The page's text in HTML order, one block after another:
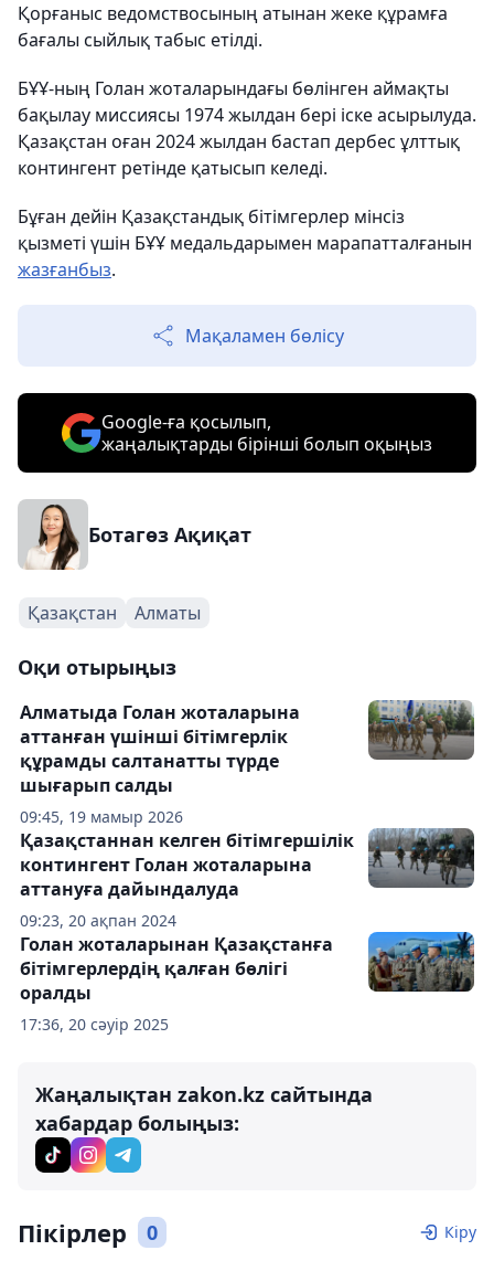
Қорғаныс ведомствосының атынан жеке құрамға
бағалы сыйлық табыс етілді.
БҰҰ-ның Голан жоталарындағы бөлінген аймақты
бақылау миссиясы 1974 жылдан бері іске асырылуда.
Қазақстан оған 2024 жылдан бастап дербес ұлттық
контингент ретінде қатысып келеді.
Бұған дейін Қазақстандық бітімгерлер мінсіз
қызметі үшін БҰҰ медальдарымен марапатталғанын
жазғанбыз.
Мақаламен бөлісу
Google-ға қосылып,
жаңалықтарды бірінші болып оқыңыз
Ботагөз Ақиқат
Қазақстан Алматы
Оқи отырыңыз
09:45, 19 мамыр 2026
Алматыда Голан жоталарына
аттанған үшінші бітімгерлік
құрамды салтанатты түрде
шығарып салды
09:23, 20 ақпан 2024
Қазақстаннан келген бітімгершілік
контингент Голан жоталарына
аттануға дайындалуда
17:36, 20 сәуір 2025
Голан жоталарынан Қазақстанға
бітімгерлердің қалған бөлігі
оралды
Жаңалықтан zakon.kz сайтында
хабардар болыңыз:
Пікірлер 0 Кіру